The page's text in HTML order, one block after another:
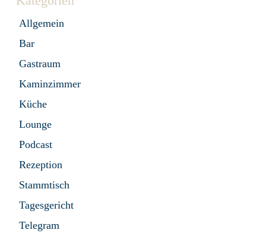
Allgemein
Bar
Gastraum
Kaminzimmer
Küche
Lounge
Podcast
Rezeption
Stammtisch
Tagesgericht
Telegram